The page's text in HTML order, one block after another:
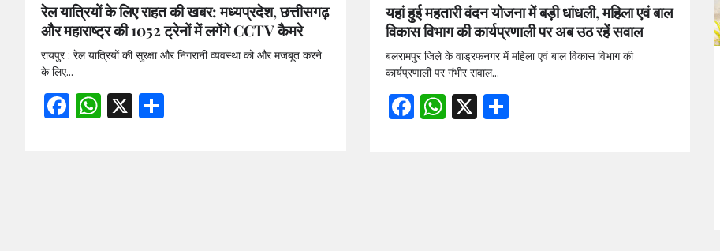
रेल यात्रियों के लिए राहत की खबर: मध्यप्रदेश, छत्तीसगढ़
और महाराष्ट्र की 1052 ट्रेनों में लगेंगे CCTV कैमरे
रायपुर : रेल यात्रियों की सुरक्षा और निगरानी व्यवस्था को और मजबूत करने
के लिए…
Facebook
WhatsApp
X
यहां हुई महतारी वंदन योजना में बड़ी धांधली, महिला एवं बाल
विकास विभाग की कार्यप्रणाली पर अब उठ रहें सवाल
बलरामपुर जिले के वाड्रफनगर में महिला एवं बाल विकास विभाग की
कार्यप्रणाली पर गंभीर सवाल…
Facebook
WhatsApp
X Share